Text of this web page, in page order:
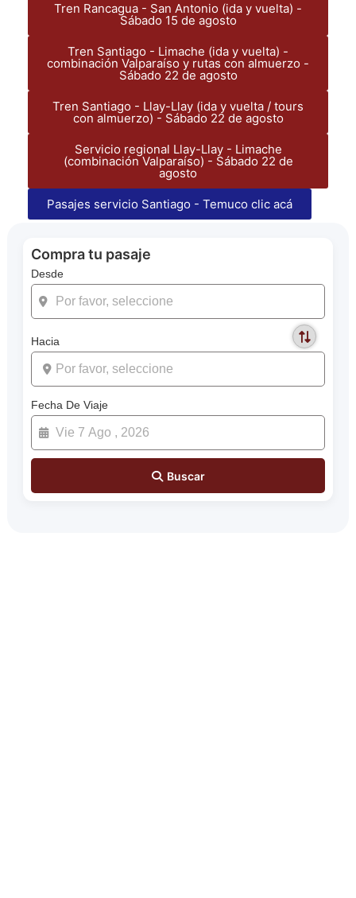
Tren Rancagua - San Antonio (ida y vuelta) -
Sábado 15 de agosto
Tren Santiago - Limache (ida y vuelta) -
combinación Valparaíso y rutas con almuerzo -
Sábado 22 de agosto
Tren Santiago - Llay-Llay (ida y vuelta / tours
con almuerzo) - Sábado 22 de agosto
Servicio regional Llay-Llay - Limache
(combinación Valparaíso) - Sábado 22 de
agosto
Pasajes servicio Santiago - Temuco clic acá
Compra tu pasaje
Desde
Hacia
Fecha De Viaje
Buscar